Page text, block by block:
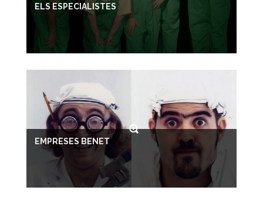
ELS ESPECIALISTES
EMPRESES BENET